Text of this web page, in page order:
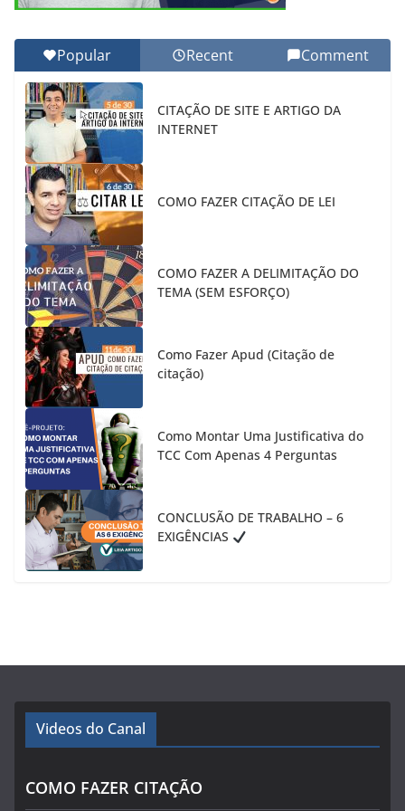
Popular Recent Comment
CITAÇÃO DE SITE E ARTIGO DA
INTERNET
COMO FAZER CITAÇÃO DE LEI
COMO FAZER A DELIMITAÇÃO DO
TEMA (SEM ESFORÇO)
Como Fazer Apud (Citação de
citação)
Como Montar Uma Justificativa do
TCC Com Apenas 4 Perguntas
CONCLUSÃO DE TRABALHO – 6
EXIGÊNCIAS
Videos do Canal
COMO FAZER CITAÇÃO